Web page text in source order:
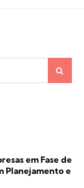
em Fase de
Planejamento e